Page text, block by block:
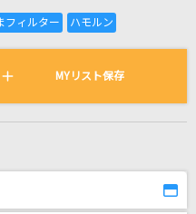
き
ている曲の一覧
MYリスト保存